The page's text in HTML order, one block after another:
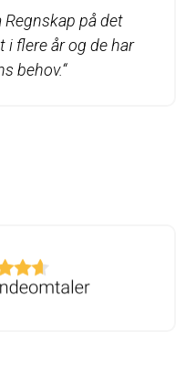
Regnskap på det
i flere år og de har
behov.“